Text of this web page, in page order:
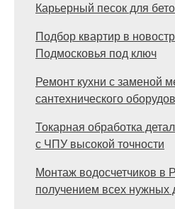
Карьерный песок для
Подбор квартир в
Подмосковья под ключ
Ремонт кухни с заменой
сантехнического
Токарная обработка
с ЧПУ высокой точности
Монтаж водосчетчиков в
получением всех нужных